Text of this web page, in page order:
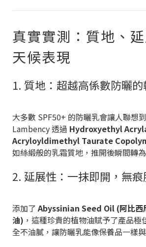
真實實測：質地、
天候表現
1. 質地：超越高係數防曬的
大多數 SPF50+ 的防曬乳會讓人聯想
Lambency 透過 Hydroxyethyl
Acryloyldimethyl Taurate
如絲緞般的乳霜質地，推開後瞬間轉
2. 延展性：一抹即開，無
添加了Abyssinian Seed Oil (阿比西
油) ，這種珍貴的植物油賦予了產品
全不油膩，讓防曬乳能像保養品一樣